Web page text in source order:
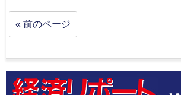
« 前のページ